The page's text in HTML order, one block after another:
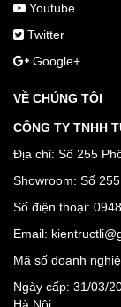
Youtube
Twitter
Google+
VỀ CHÚNG TÔI
CÔNG TY TNHH
Địa chỉ: Số 255
Showroom: Số
Số điện thoại:
Email:
Mã số doanh
Ngày cấp: 31/03/